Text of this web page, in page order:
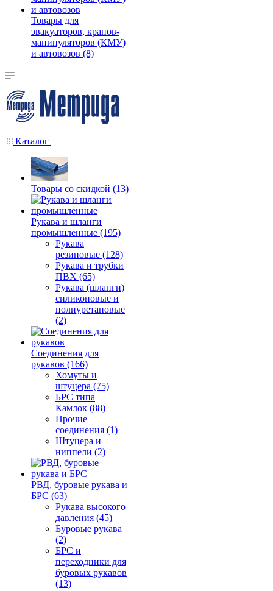
Товары для
эвакуаторов, кранов-
манипуляторов (КМУ)
и автовозов (8)
Каталог
Товары со скидкой (13)
Рукава и шланги
промышленные (195)
Рукава
резиновые (128)
Рукава и трубки
ПВХ (65)
Рукава (шланги)
силиконовые и
полиуретановые
(2)
Соединения для
рукавов (166)
Хомуты и
штуцера (75)
БРС типа
Камлок (88)
Прочие
соединения (1)
Штуцера и
ниппели (2)
РВД, буровые рукава и
БРС (63)
Рукава высокого
давления (45)
Буровые рукава
(2)
БРС и
переходники для
буровых рукавов
(13)